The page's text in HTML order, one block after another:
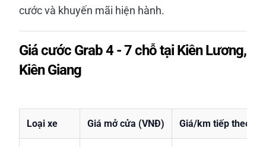
cước và khuyến mãi hiện hành.
Giá cước Grab 4 - 7 chỗ tại Kiên Lương,
Kiên Giang
Loại xe Giá mở cửa (VNĐ) Giá/km tiếp theo